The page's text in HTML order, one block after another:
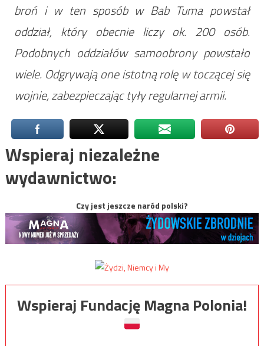
broń i w ten sposób w Bab Tuma powstał
oddział, który obecnie liczy ok. 200 osób.
Podobnych oddziałów samoobrony powstało
wiele. Odgrywają one istotną rolę w toczącej się
wojnie, zabezpieczając tyły regularnej armii.
Wspieraj niezależne
wydawnictwo:
Czy jest jeszcze naród polski?
Wspieraj Fundację Magna Polonia!